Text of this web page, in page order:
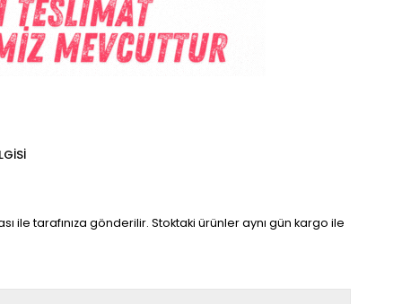
ile tarafınıza gönderilir. Stoktaki ürünler aynı gün kargo ile